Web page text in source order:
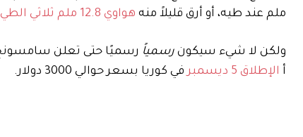
ملم عند طيه، أو أرق قليلاً منه هواوي 12.8 ملم ثلاثي الطي
ولكن لا شيء سيكون رسمياً رسميًا حتى تعلن
أ الإطلاق 5 ديسمبر في كوريا بسعر حوالي 3000 دولار.